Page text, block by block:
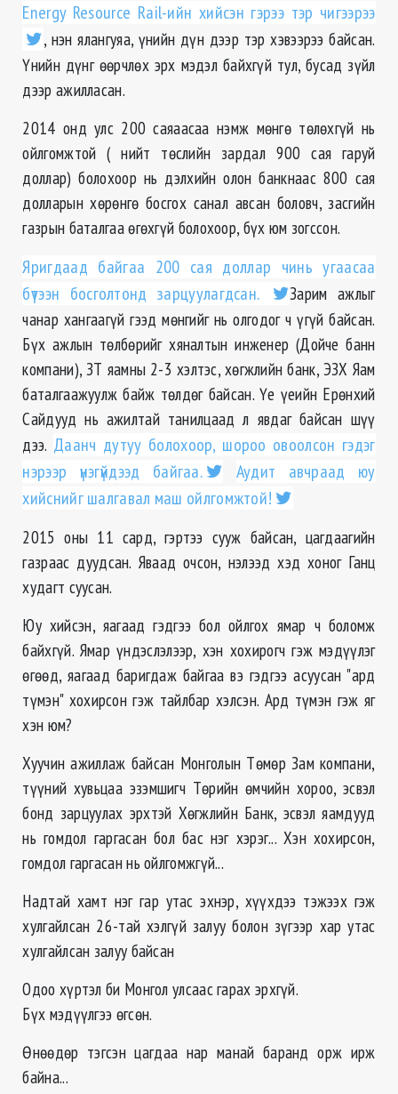
Energy Resource Rail-ийн хийсэн гэрээ тэр чигээрээ
, нэн ялангуяа, үнийн дүн дээр тэр хэвээрээ байсан.
Үнийн дүнг өөрчлөх эрх мэдэл байхгүй тул, бусад зүйл
дээр ажилласан.
2014 онд улс 200 саяаасаа нэмж мөнгө төлөхгүй нь
ойлгомжтой ( нийт төслийн зардал 900 сая гаруй
доллар) болохоор нь дэлхийн олон банкнаас 800 сая
долларын хөрөнгө босгох санал авсан боловч, засгийн
газрын баталгаа өгөхгүй болохоор, бүх юм зогссон.
Яригдаад байгаа 200 сая доллар чинь угаасаа
бүтээн босголтонд зарцуулагдсан.
Зарим ажлыг
чанар хангаагүй гээд мөнгийг нь олгодог ч үгүй байсан.
Бүх ажлын төлбөрийг хяналтын инженер (Дойче банн
компани), ЗТ яамны 2-3 хэлтэс, хөгжлийн банк, ЭЗХ Яам
баталгаажуулж байж төлдөг байсан. Үе үеийн Ерөнхий
Сайдууд нь ажилтай танилцаад л явдаг байсан шүү
дээ. Даанч дутуу болохоор, шороо овоолсон гэдэг
нэрээр үнэгүйдээд байгаа.
Аудит авчраад юу
хийснийг шалгавал маш ойлгомжтой!
2015 оны 11 сард, гэртээ сууж байсан, цагдаагийн
газраас дуудсан. Яваад очсон, нэлээд хэд хоног Ганц
худагт суусан.
Юу хийсэн, яагаад гэдгээ бол ойлгох ямар ч боломж
байхгүй. Ямар үндэслэлээр, хэн хохирогч гэж мэдүүлэг
өгөөд, яагаад баригдаж байгаа вэ гэдгээ асуусан "ард
түмэн" хохирсон гэж тайлбар хэлсэн. Ард түмэн гэж яг
хэн юм?
Хуучин ажиллаж байсан Монголын Төмөр Зам компани,
түүний хувьцаа эзэмшигч Төрийн өмчийн хороо, эсвэл
бонд зарцуулах эрхтэй Хөгжлийн Банк, эсвэл яамдууд
нь гомдол гаргасан бол бас нэг хэрэг... Хэн хохирсон,
гомдол гаргасан нь ойлгомжгүй...
Надтай хамт нэг гар утас эхнэр, хүүхдээ тэжээх гэж
хулгайлсан 26-тай хэлгүй залуу болон зүгээр хар утас
хулгайлсан залуу байсан
Одоо хүртэл би Монгол улсаас гарах эрхгүй.
Бүх мэдүүлгээ өгсөн.
Өнөөдөр тэгсэн цагдаа нар манай баранд орж ирж
байна...